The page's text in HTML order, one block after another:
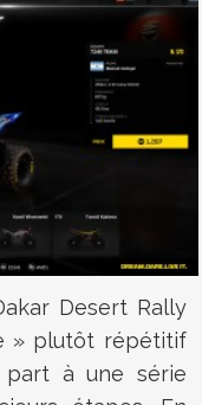
Desert Rally
» plutôt répétitif
à une série